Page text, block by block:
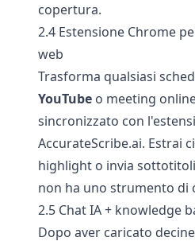
copertura.
2.4 Estensione Chrome
web
Trasforma qualsiasi
YouTube o meeting
sincronizzato con
AccurateScribe.ai. Estrai
highlight o invia
non ha uno strumento di
2.5 Chat IA + knowledge
Dopo aver caricato